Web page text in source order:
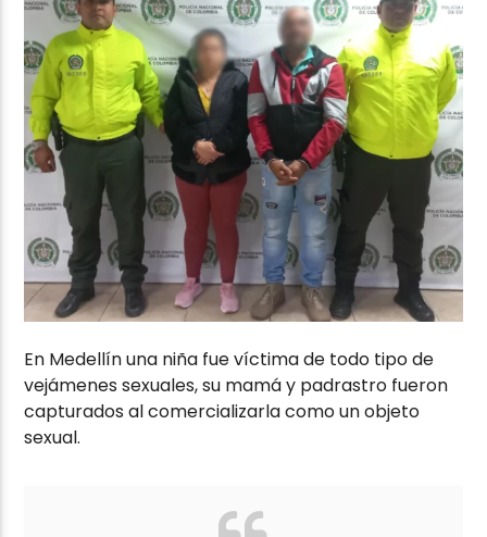
En Medellín una niña fue víctima de todo tipo de
vejámenes sexuales, su mamá y padrastro fueron
capturados al comercializarla como un objeto
sexual.